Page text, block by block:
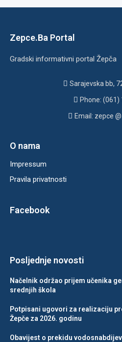
Zepce.Ba Portal
Gradski informativni portal Žepča
Sarajevska bb,
Phone: (061)
Email: zepce
O nama
Impressum
Pravila privatnosti
Facebook
Posljednje novosti
Načelnik održao prijem učenika
srednjih škola
Potpisani ugovori za realizaciju
Žepče za 2026. godinu
Obavijest o prekidu